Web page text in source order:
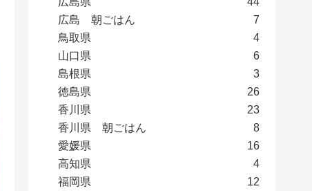
広島 朝ごはん
7
鳥取県
4
山口県
6
島根県
3
徳島県
26
香川県
23
香川県 朝ごはん
8
愛媛県
16
高知県
4
福岡県
12